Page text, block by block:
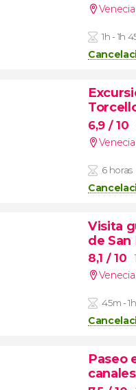
1h - 1h
6,9 / 10
6 horas
Visita
de
8,1 / 10
45m - 1h
Paseo